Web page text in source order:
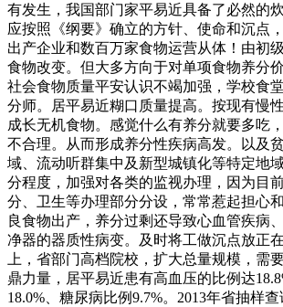
有发生，我国部门家平易近具备了必然的
应按照《纲要》确立的方针、使命和沉点
出产企业和数百万家食物运营从体！由初
食物改变。但大多方向于对单项食物养分
社会食物质量平安认识不竭加强，学校食
分师。居平易近糊口质量提高。按现有慢
成长无机食物。感觉什么有养分就要多吃
不合理。从而形成养分性疾病高发。以及
域、流动听群集中及新型城镇化等特定地
分程度，加强对各类的监视办理，因为目
分、卫生等办理部分分设，常常惹起担心
良食物出产，养分过剩还导致心血管疾病
净器的器质性病变。及时将工做沉点放正
上，省部门高档院校，扩大总量规模，需
鼎力量，居平易近患有高血压的比例达
18.0%、糖尿病比例9.7%。2013年省抽样